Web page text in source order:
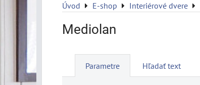
Úvod E-shop Interiérové dvere
Mediolan
Parametre Hľadať text